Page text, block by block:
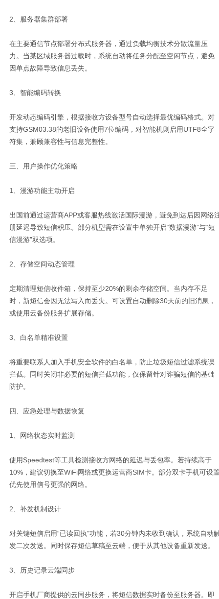
2、服务器集群部署
在主要通信节点部署分布式服务器，通过负载均衡技术分散流量压
力。当某区域服务器过载时，系统自动将任务分配至空闲节点，避免
因单点故障导致信息丢失。
3、智能编码转换
开发动态编码引擎，根据接收方设备型号自动选择最优编码格式。对
支持GSM03.38的老旧设备使用7位编码，对智能机则启用UTF8全字
符集，兼顾兼容性与信息完整性。
三、用户操作优化策略
1、漫游功能主动开启
出国前通过运营商APP或客服热线激活国际漫游，避免到达后因网络
册延迟导致短信积压。部分机型需在设置中单独开启“数据漫游”与“短
信漫游”双选项。
2、存储空间动态管理
定期清理短信收件箱，保持至少20%的剩余存储空间。当内存不足
时，新短信会因无法写入而丢失。可设置自动删除30天前的旧消息，
或使用云备份服务扩展存储。
3、白名单精准设置
将重要联系人加入手机安全软件的白名单，防止垃圾短信过滤系统误
拦截。同时关闭非必要的短信拦截功能，仅保留针对诈骗短信的基础
防护。
四、应急处理与数据恢复
1、网络状态实时监测
使用Speedtest等工具检测接收方网络的延迟与丢包率。若持续高于
10%，建议切换至WiFi网络或更换运营商SIM卡。部分双卡手机可设
优先使用信号更强的网络。
2、补发机制设计
对关键短信启用“已读回执”功能，若30分钟内未收到确认，系统自动
发二次发送。同时保存短信草稿至云端，便于从其他设备重新发送。
3、历史记录云端同步
开启手机厂商提供的云同步服务，将短信数据实时备份至服务器。即